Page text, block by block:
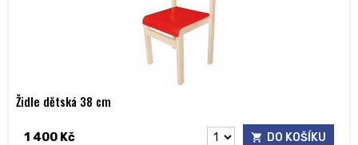
Židle dětská 38 cm
1 400 Kč DO KOŠÍKU